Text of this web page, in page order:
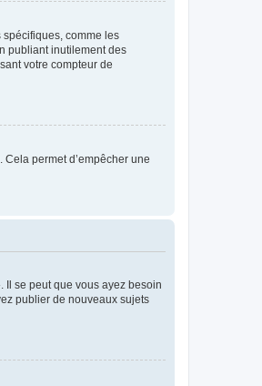
comme les
publiant inutilement des
votre compteur de
permet d’empêcher une
se peut que vous ayez besoin
publier de nouveaux sujets